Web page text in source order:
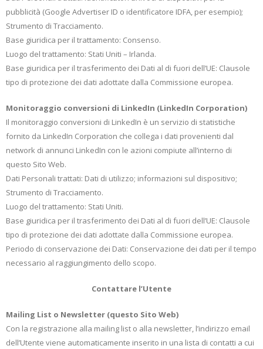
pubblicità (Google Advertiser ID o identificatore IDFA, per esempio);
Strumento di Tracciamento.
Base giuridica per il trattamento: Consenso.
Luogo del trattamento: Stati Uniti – Irlanda.
Base giuridica per il trasferimento dei Dati al di fuori dell’UE: Clausole
tipo di protezione dei dati adottate dalla Commissione europea.
Monitoraggio conversioni di LinkedIn (LinkedIn Corporation)
Il monitoraggio conversioni di LinkedIn è un servizio di statistiche
fornito da LinkedIn Corporation che collega i dati provenienti dal
network di annunci LinkedIn con le azioni compiute all’interno di
questo Sito Web.
Dati Personali trattati: Dati di utilizzo; informazioni sul dispositivo;
Strumento di Tracciamento.
Luogo del trattamento: Stati Uniti.
Base giuridica per il trasferimento dei Dati al di fuori dell’UE: Clausole
tipo di protezione dei dati adottate dalla Commissione europea.
Periodo di conservazione dei Dati: Conservazione dei dati per il tempo
necessario al raggiungimento dello scopo.
Contattare l’Utente
Mailing List o Newsletter (questo Sito Web)
Con la registrazione alla mailing list o alla newsletter, l’indirizzo email
dell’Utente viene automaticamente inserito in una lista di contatti a cui